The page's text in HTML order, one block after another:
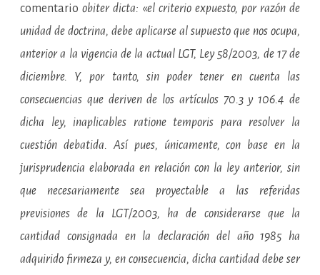
comentario obiter dicta: «el criterio expuesto, por razón de
unidad de doctrina, debe aplicarse al supuesto que nos ocupa,
anterior a la vigencia de la actual LGT, Ley 58/2003, de 17 de
diciembre. Y, por tanto, sin poder tener en cuenta las
consecuencias que deriven de los artículos 70.3 y 106.4 de
dicha ley, inaplicables ratione temporis para resolver la
cuestión debatida. Así pues, únicamente, con base en la
jurisprudencia elaborada en relación con la ley anterior, sin
que necesariamente sea proyectable a las referidas
previsiones de la LGT/2003, ha de considerarse que la
cantidad consignada en la declaración del año 1985 ha
adquirido firmeza y, en consecuencia, dicha cantidad debe ser